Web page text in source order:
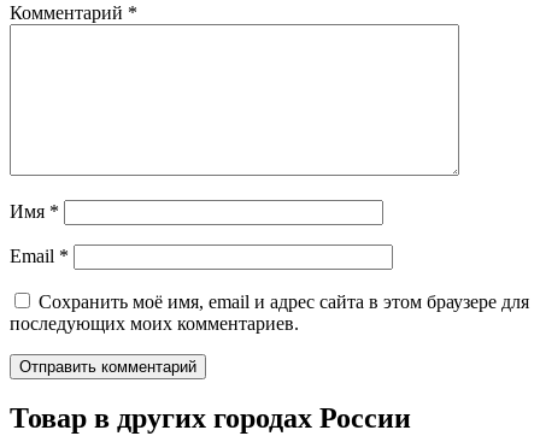
Комментарий *
Имя *
Email *
Сохранить моё имя, email и адрес сайта в этом браузере для
последующих моих комментариев.
Товар в других городах России